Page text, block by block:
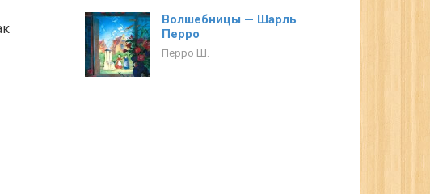
Волшебницы — Шарль
Перро
Перро Ш.